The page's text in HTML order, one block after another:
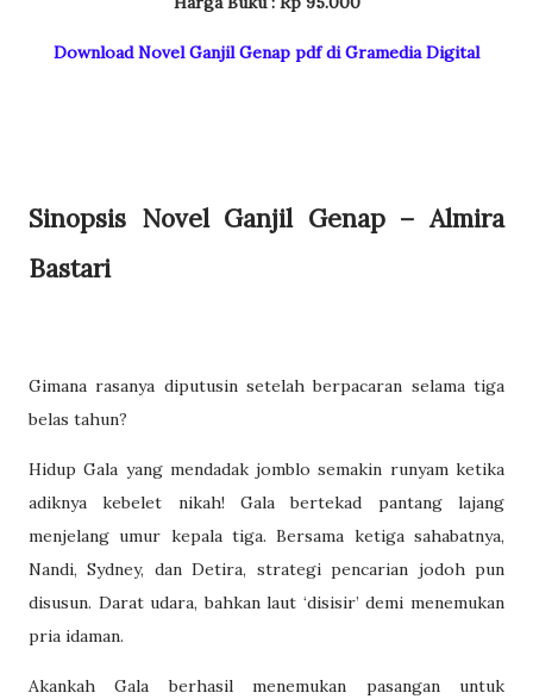
Download Novel Ganjil Genap pdf di Gramedia Digital
Sinopsis Novel Ganjil Genap – Almira
Bastari
Gimana rasanya diputusin setelah berpacaran selama tiga
belas tahun?
Hidup Gala yang mendadak jomblo semakin runyam ketika
adiknya kebelet nikah! Gala bertekad pantang lajang
menjelang umur kepala tiga. Bersama ketiga sahabatnya,
Nandi, Sydney, dan Detira, strategi pencarian jodoh pun
disusun. Darat udara, bahkan laut ‘disisir’ demi menemukan
pria idaman.
Akankah Gala berhasil menemukan pasangan untuk